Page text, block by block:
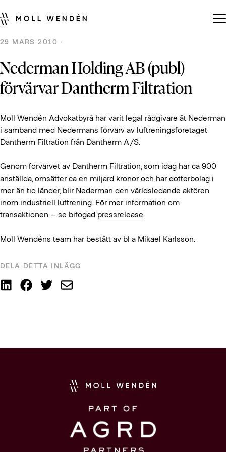
DELA DETTA INLÄGG
29 MARS 2010 ·
Nederman Holding AB (publ)
förvärvar Dantherm Filtration
Moll Wendén Advokatbyrå har varit legal rådgivare åt Nederman
i samband med Nedermans förvärv av luftreningsföretaget
Dantherm Filtration från Dantherm A/S.
Genom förvärvet av Dantherm Filtration, som idag har ca 900
anställda, omsätter ca en miljard kronor och har dotterbolag i
mer än tio länder, blir Nederman den världsledande aktören
inom industriell luftrening. För mer information om
transaktionen – se bifogad pressrelease.
Moll Wendéns team har bestått av bl a Mikael Karlsson.